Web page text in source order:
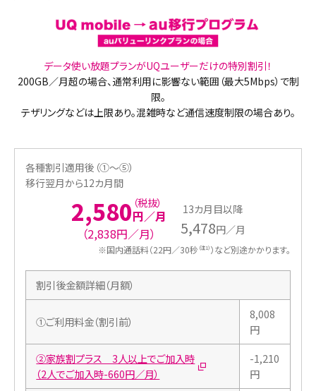
データ使い放題プランがUQユーザーだけの特別割引！
200GB／月超の場合、通常利用に影響ない範囲（最大5Mbps）で制
限。
テザリングなどは上限あり。混雑時など通信速度制限の場合あり。
各種割引適用後（①〜⑤）
移行翌月から12カ月間
2,580 （税抜）
円／月
（2,838円／月）
13カ月目以降
5,478円／月
※国内通話料（22円／30秒 （注1） ）など別途かかります。
割引後金額詳細（月額）
①ご利用料金（割引前）
8,008
円
②家族割プラス 3人以上でご加入時
（2人でご加入時-660円／月）
-1,210
円